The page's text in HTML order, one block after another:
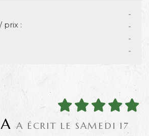
-
-
prix :
-
-
A ÉCRIT LE SAMEDI 17